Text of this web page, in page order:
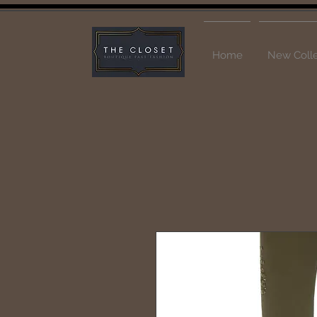
Home New